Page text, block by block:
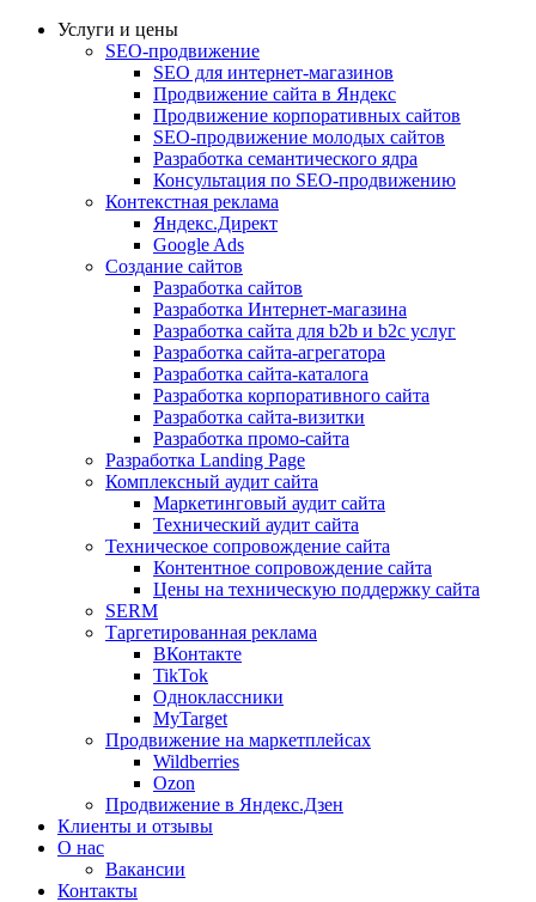
Услуги и цены
SEO-продвижение
SEO для интернет-магазинов
Продвижение сайта в Яндекс
Продвижение корпоративных сайтов
SEO-продвижение молодых сайтов
Разработка семантического ядра
Консультация по SEO-продвижению
Контекстная реклама
Яндекс.Директ
Google Ads
Создание сайтов
Разработка сайтов
Разработка Интернет-магазина
Разработка сайта для b2b и b2c услуг
Разработка сайта-агрегатора
Разработка сайта-каталога
Разработка корпоративного сайта
Разработка сайта-визитки
Разработка промо-сайта
Разработка Landing Page
Комплексный аудит сайта
Маркетинговый аудит сайта
Технический аудит сайта
Техническое сопровождение сайта
Контентное сопровождение сайта
Цены на техническую поддержку сайта
SERM
Таргетированная реклама
ВКонтакте
TikTok
Одноклассники
MyTarget
Продвижение на маркетплейсах
Wildberries
Ozon
Продвижение в Яндекс.Дзен
Клиенты и отзывы
О нас
Вакансии
Контакты